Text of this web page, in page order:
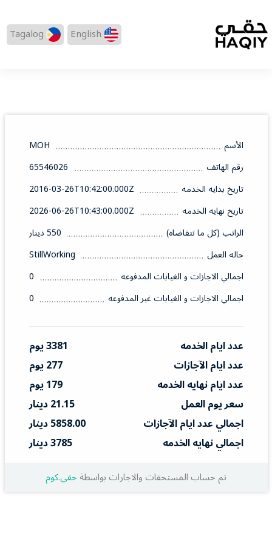
English
Tagalog
الأسم
MOH
رقم الهاتف
65546026
تاريخ بدايه الخدمه
2016-03-26T10:42:00.000Z
تاريخ نهايه الخدمه
2026-06-26T10:43:00.000Z
الراتب (كل ما تتقاضاه)
550 دينار
حاله العمل
StillWorking
اجمالي الاجازات و الغيابات المدفوعه
0
اجمالي الاجازات و الغيابات غير المدفوعه
0
عدد ايام الخدمه
3381 يوم
عدد ايام الآجازات
277 يوم
عدد ايام نهايه الخدمه
179 يوم
سعر يوم العمل
21.15 دينار
اجمالي عدد ايام الآجازات
5858.00 دينار
اجمالي نهايه الخدمه
3785 دينار
تم حساب المستحقات والاجارات بواسطةحقي.كوم